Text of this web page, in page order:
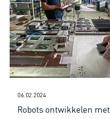
COLOFON
06.02.2024
Robots ontwikkelen met